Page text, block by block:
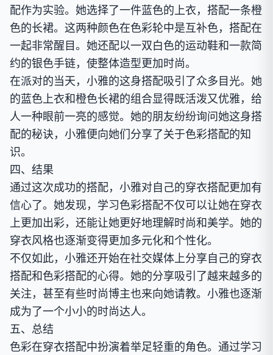
配作为实验。她选择了一件蓝色的上衣，搭配一条橙
色的长裙。这两种颜色在色彩轮中是互补色，搭配在
一起非常醒目。她还配以一双白色的运动鞋和一款简
约的银色手链，使整体造型更加时尚。
在派对的当天，小雅的这身搭配吸引了众多目光。她
的蓝色上衣和橙色长裙的组合显得既活泼又优雅，给
人一种眼前一亮的感觉。她的朋友纷纷询问她这身搭
配的秘诀，小雅便向她们分享了关于色彩搭配的知
识。
四、结果
通过这次成功的搭配，小雅对自己的穿衣搭配更加有
信心了。她发现，学习色彩搭配不仅可以让她在穿衣
上更加出彩，还能让她更好地理解时尚和美学。她的
穿衣风格也逐渐变得更加多元化和个性化。
不仅如此，小雅还开始在社交媒体上分享自己的穿衣
搭配和色彩搭配的心得。她的分享吸引了越来越多的
关注，甚至有些时尚博主也来向她请教。小雅也逐渐
成为了一个小小的时尚达人。
五、总结
色彩在穿衣搭配中扮演着举足轻重的角色。通过学习